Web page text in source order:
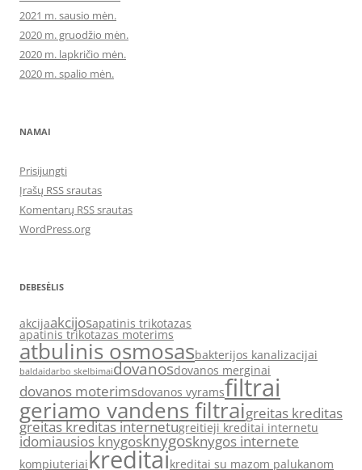
2021 m. sausio mėn.
2020 m. gruodžio mėn.
2020 m. lapkričio mėn.
2020 m. spalio mėn.
NAMAI
Prisijungti
Įrašų RSS srautas
Komentarų RSS srautas
WordPress.org
DEBESĖLIS
akcijaakcijosapatinis trikotazas
apatinis trikotazas moterims
atbulinis osmosasbakterijos kanalizacijai
baldaidarbo skelbimaidovanosdovanos merginai
dovanos moterimsdovanos vyramsfiltrai
geriamo vandens filtraigreitas kreditas
greitas kreditas internetugreitieji kreditai internetu
idomiausios knygosknygosknygos internete
kompiuteriaikreditaikreditai su mazom palukanom